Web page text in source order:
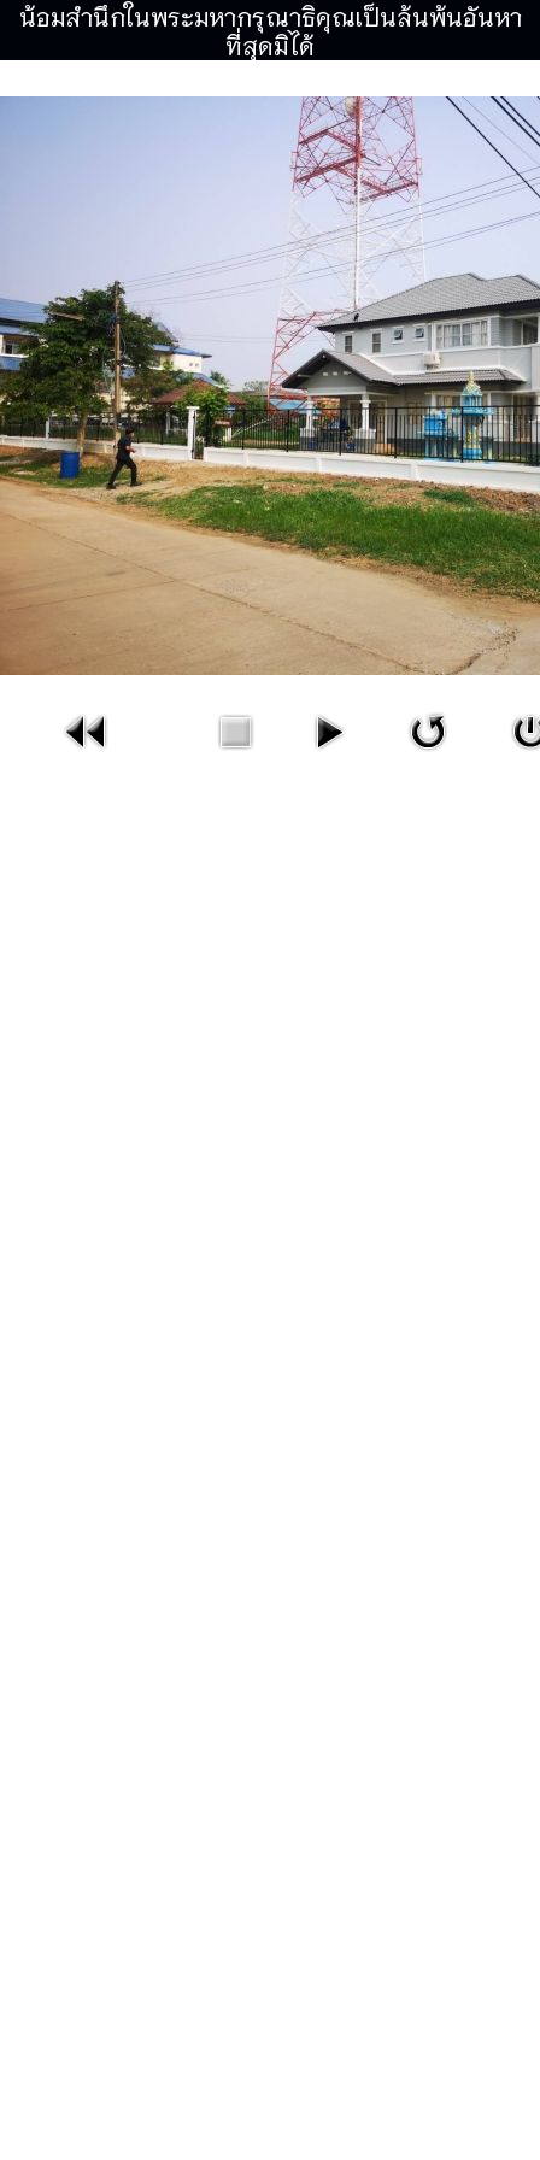
น้อมสำนึกในพระมหากรุณาธิคุณเป็นล้นพ้นอันหา
ที่สุดมิได้